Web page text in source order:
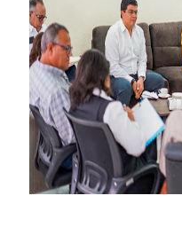
Juramentan a
DIGEIG y Liga
Tribunal Superior
JCE flexibiliza
Restaurante Amigos